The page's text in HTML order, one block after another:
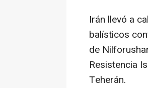
Irán llevó a
balísticos
de
Resistencia
Teherán.